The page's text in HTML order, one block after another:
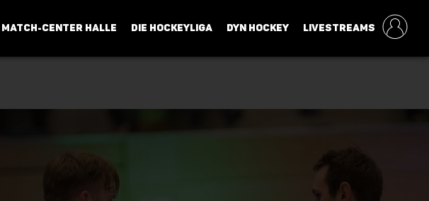
MATCH-CENTER HALLE DIE HOCKEYLIGA DYN HOCKEY LIVESTREAMS